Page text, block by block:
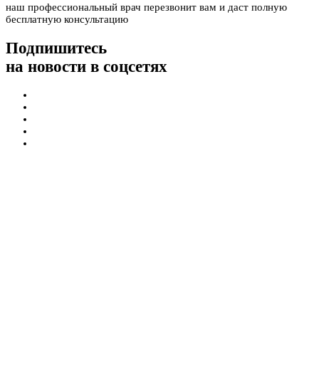
наш профессиональный врач перезвонит вам и даст полную
бесплатную консультацию
Подпишитесь
на новости в соцсетях